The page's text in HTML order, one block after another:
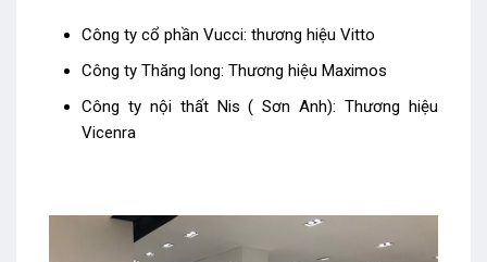
Công ty cổ phần Vucci: thương hiệu Vitto
Công ty Thăng long: Thương hiệu Maximos
Công ty nội thất Nis ( Sơn Anh): Thương hiệu
Vicenra